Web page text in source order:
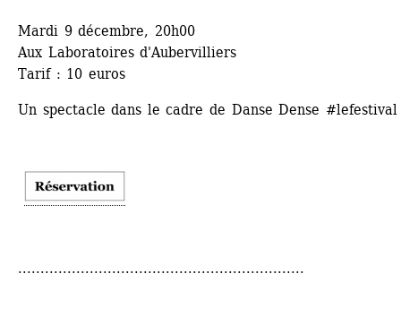
Mardi 9 décembre, 20h00
Aux Laboratoires d'Aubervilliers
Tarif : 10 euros
Un spectacle dans le cadre de Danse Dense #lefestival
................................................................